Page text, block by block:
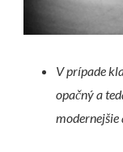
V prípade
opačný a
modernejšie